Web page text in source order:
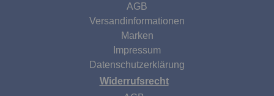
AGB
Versandinformationen
Marken
Impressum
Datenschutzerklärung
Widerrufsrecht